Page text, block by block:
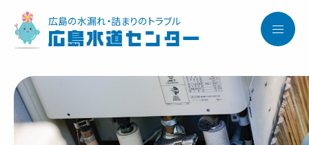
広島の水漏れ・詰まりのトラブル
広島水道センター